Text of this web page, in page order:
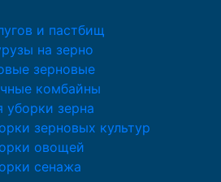
и пастбищ
на зерно
зерновые
комбайны
зерна
зерновых культур
овощей
сенажа